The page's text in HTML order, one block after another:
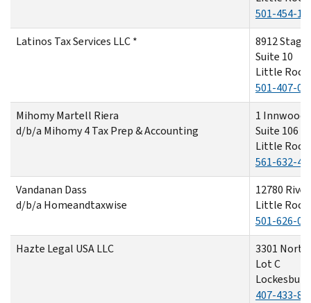
501-454-
Latinos Tax Services LLC *
8912
Suite 10
Little Rock,
501-407-
Mihomy Martell Riera
d/b/a Mihomy 4 Tax Prep & Accounting
1 Innwood
Suite 106
Little
561-632-
Vandanan Dass
d/b/a Homeandtaxwise
12780
Little
501-626-
Hazte Legal USA LLC
3301
Lot C
407-433-